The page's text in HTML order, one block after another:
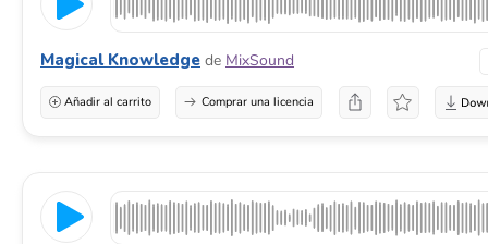
Magical Knowledge de MixSound
Añadir al carrito Comprar una licencia